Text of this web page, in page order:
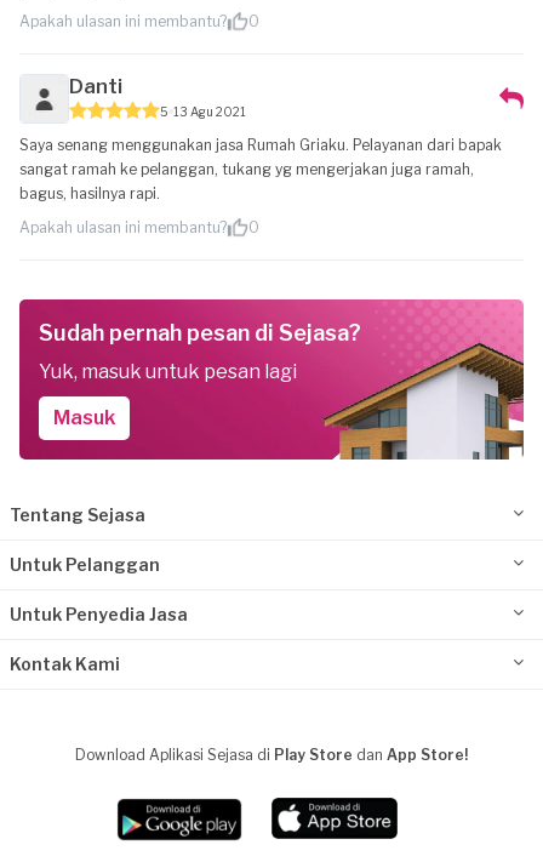
Apakah ulasan ini membantu?
0
Danti
5 13 Agu 2021
Saya senang menggunakan jasa Rumah Griaku. Pelayanan dari bapak
sangat ramah ke pelanggan, tukang yg mengerjakan juga ramah,
bagus, hasilnya rapi.
Apakah ulasan ini membantu?
0
Sudah pernah pesan di Sejasa?
Yuk, masuk untuk pesan lagi
Masuk
Tentang Sejasa
Untuk Pelanggan
Untuk Penyedia Jasa
Kontak Kami
Download Aplikasi Sejasa di Play Store dan App Store!